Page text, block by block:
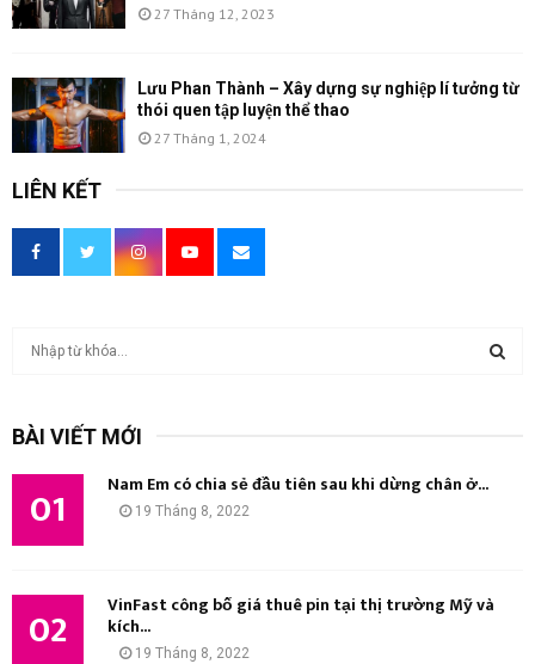
27 Tháng 12, 2023
Lưu Phan Thành – Xây dựng sự nghiệp lí tưởng từ
thói quen tập luyện thể thao
27 Tháng 1, 2024
LIÊN KẾT
iBÀI VIẾT MỚI
01 Nam Em có chia sẻ đầu tiên sau khi dừng chân ở...
19 Tháng 8, 2022
02 VinFast công bố giá thuê pin tại thị trường Mỹ và
kích...
19 Tháng 8, 2022